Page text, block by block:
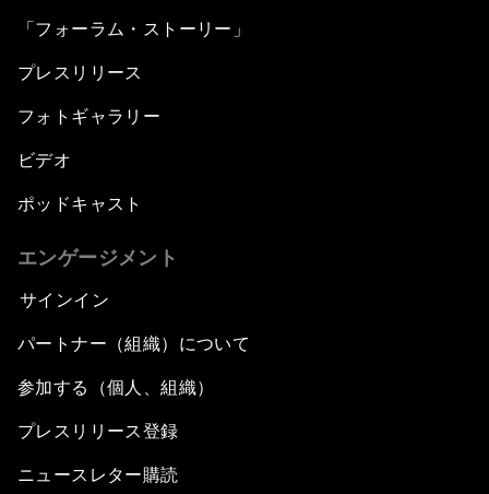
「フォーラム・ストーリー」
プレスリリース
フォトギャラリー
ビデオ
ポッドキャスト
エンゲージメント
サインイン
パートナー（組織）について
参加する（個人、組織）
プレスリリース登録
ニュースレター購読